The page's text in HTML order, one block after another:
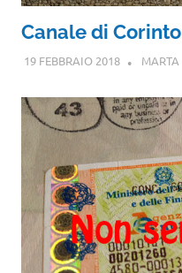
Canale di
19 FEBBRAIO 2018 MARTA